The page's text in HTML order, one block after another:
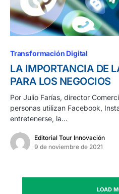
Transformación Digital
LA IMPORTANCIA DE
PARA LOS NEGOCIOS
Por Julio Farías, director
personas utilizan Facebook,
entretenerse, la…
Editorial Tour Innovación
9 de noviembre de 2021
LOAD